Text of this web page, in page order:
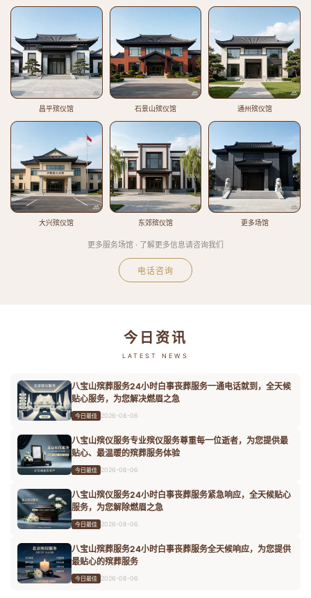
昌平殡仪馆 石景山殡仪馆 通州殡仪馆
大兴殡仪馆 东郊殡仪馆 更多场馆
更多服务场馆 · 了解更多信息请咨询我们
电话咨询
今日资讯
LATEST NEWS
八宝山殡葬服务24小时白事丧葬服务一通电话就到，全天候
贴心服务，为您解决燃眉之急
今日最佳 2026-08-06
八宝山殡仪服务专业殡仪服务尊重每一位逝者，为您提供最
贴心、最温暖的殡葬服务体验
今日最佳 2026-08-06
八宝山殡仪服务24小时白事丧葬服务紧急响应，全天候贴心
服务，为您解除燃眉之急
今日最佳 2026-08-06
八宝山殡葬服务24小时白事丧葬服务全天候响应，为您提供
最贴心的殡葬服务
今日最佳 2026-08-06